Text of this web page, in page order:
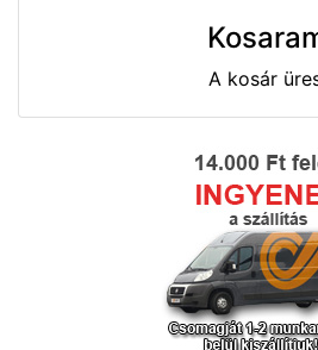
A kosár